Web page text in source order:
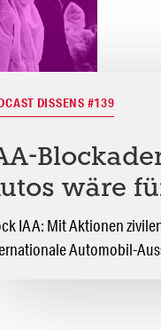
DISSENS #139
wäre
IAA: Mit Aktionen
Automobil-